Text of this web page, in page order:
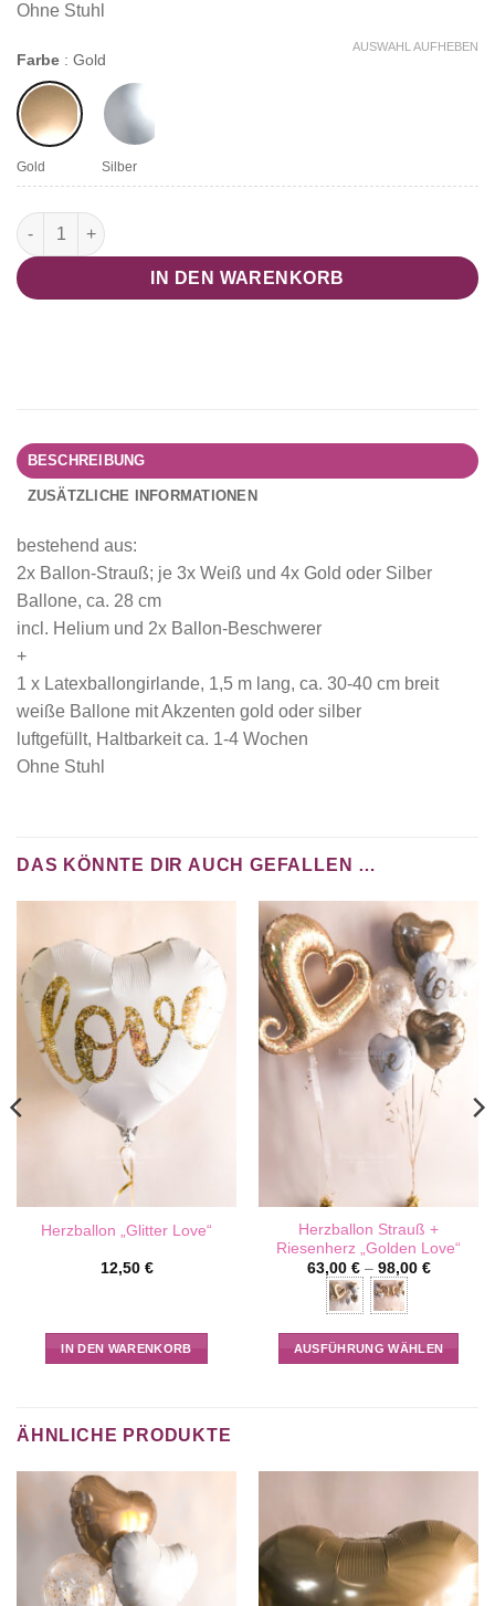
Ohne Stuhl
Farbe : Gold
Gold Silber
AUSWAHL AUFHEBEN
Candybar Set "Modern Chrome" Menge
IN DEN WARENKORB
BESCHREIBUNG
ZUSÄTZLICHE INFORMATIONEN
bestehend aus:
2x Ballon-Strauß; je 3x Weiß und 4x Gold oder Silber
Ballone, ca. 28 cm
incl. Helium und 2x Ballon-Beschwerer
+
1 x Latexballongirlande, 1,5 m lang, ca. 30-40 cm breit
weiße Ballone mit Akzenten gold oder silber
luftgefüllt, Haltbarkeit ca. 1-4 Wochen
Ohne Stuhl
DAS KÖNNTE DIR AUCH GEFALLEN …
Herzballon „Glitter Love“
12,50 €
IN DEN WARENKORB
Herzballon Strauß +
Riesenherz „Golden Love“
63,00 €– 98,00 €
AUSFÜHRUNG WÄHLEN
Optionen
können
ÄHNLICHE PRODUKTE